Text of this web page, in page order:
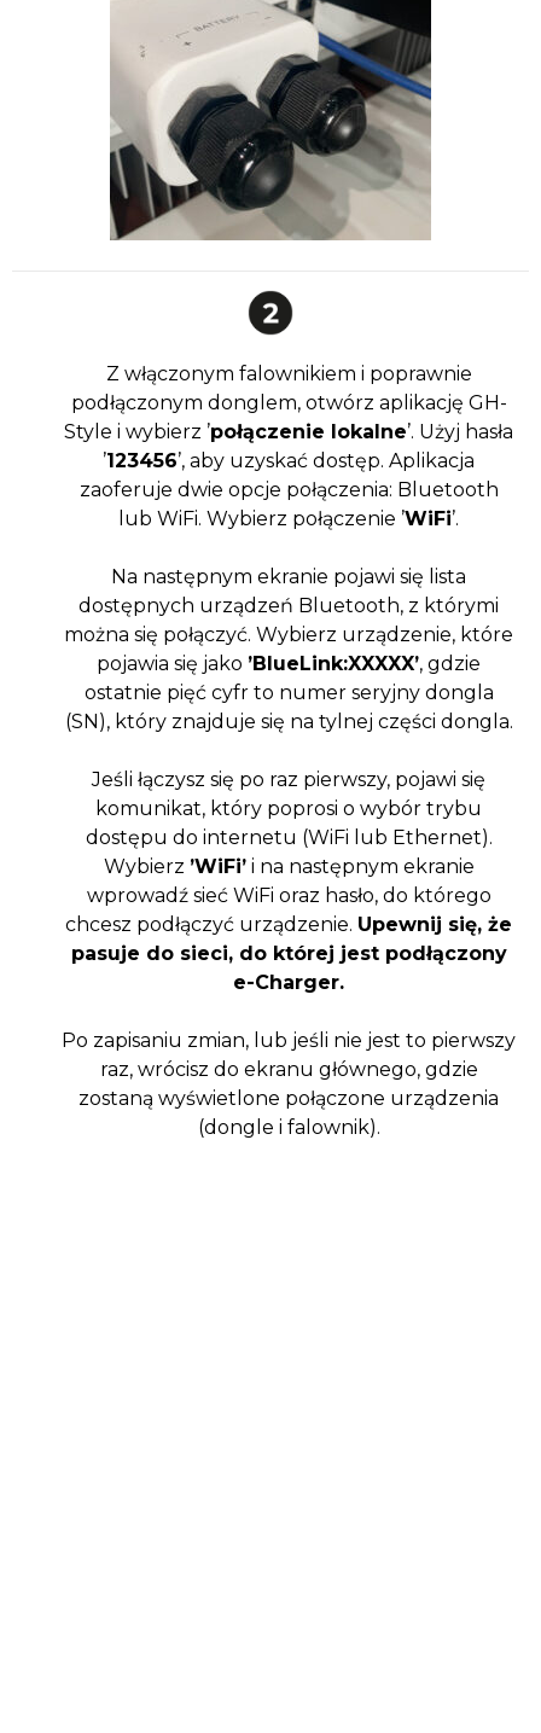
Z włączonym falownikiem i poprawnie
podłączonym donglem, otwórz aplikację GH-
Style i wybierz ’połączenie lokalne’. Użyj hasła
’123456’, aby uzyskać dostęp. Aplikacja
zaoferuje dwie opcje połączenia: Bluetooth
lub WiFi. Wybierz połączenie ’WiFi’.
Na następnym ekranie pojawi się lista
dostępnych urządzeń Bluetooth, z którymi
można się połączyć. Wybierz urządzenie, które
pojawia się jako ’BlueLink:XXXXX’, gdzie
ostatnie pięć cyfr to numer seryjny dongla
(SN), który znajduje się na tylnej części dongla.
Jeśli łączysz się po raz pierwszy, pojawi się
komunikat, który poprosi o wybór trybu
dostępu do internetu (WiFi lub Ethernet).
Wybierz ’WiFi’i na następnym ekranie
wprowadź sieć WiFi oraz hasło, do którego
chcesz podłączyć urządzenie. Upewnij się, że
pasuje do sieci, do której jest podłączony
e-Charger.
Po zapisaniu zmian, lub jeśli nie jest to pierwszy
raz, wrócisz do ekranu głównego, gdzie
zostaną wyświetlone połączone urządzenia
(dongle i falownik).